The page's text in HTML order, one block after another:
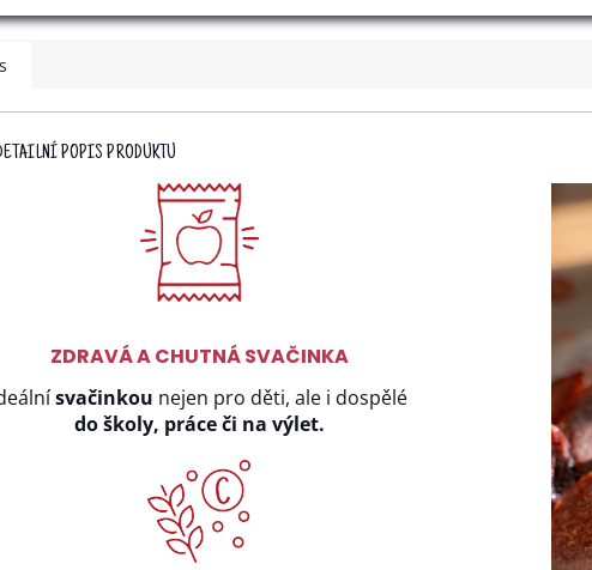
POPIS PRODUKTU
ZDRAVÁ A CHUTNÁ SVAČINKA
svačinkou nejen pro děti, ale i dospělé
do školy, práce či na výlet.